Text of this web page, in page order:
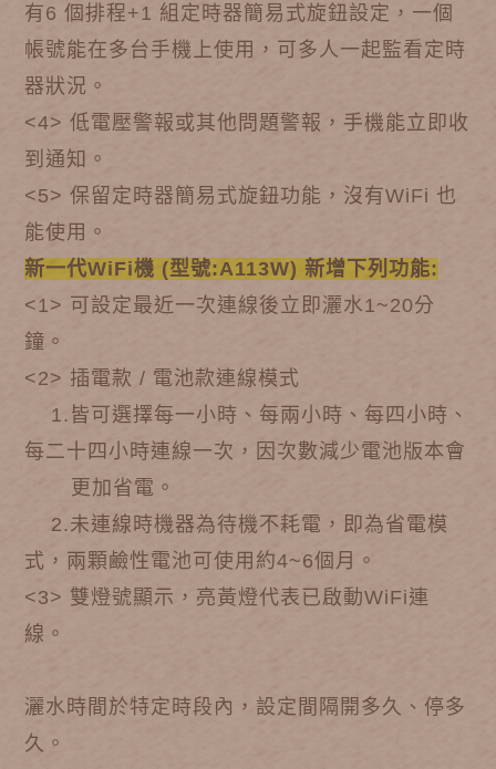
有6 個排程+1 組定時器簡易式旋鈕設定，一個
帳號能在多台手機上使用，可多人一起監看定時
器狀況。
<4> 低電壓警報或其他問題警報，手機能立即收
到通知。
<5> 保留定時器簡易式旋鈕功能，沒有WiFi 也
能使用。
新一代WiFi機 (型號:A113W) 新增下列功能:
<1> 可設定最近一次連線後立即灑水1~20分
鐘。
<2> 插電款 / 電池款連線模式
1.皆可選擇每一小時、每兩小時、每四小時、
每二十四小時連線一次，因次數減少電池版本會
更加省電。
2.未連線時機器為待機不耗電，即為省電模
式，兩顆鹼性電池可使用約4~6個月。
<3> 雙燈號顯示，亮黃燈代表已啟動WiFi連
線。
灑水時間於特定時段內，設定間隔開多久、停多
久。